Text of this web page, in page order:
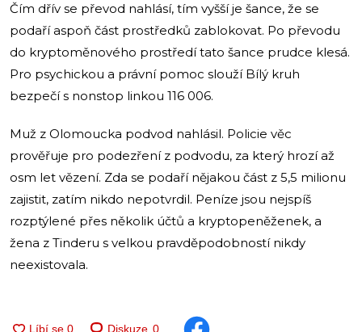
Čím dřív se převod nahlásí, tím vyšší je šance, že se
podaří aspoň část prostředků zablokovat. Po převodu
do kryptoměnového prostředí tato šance prudce klesá.
Pro psychickou a právní pomoc slouží Bílý kruh
bezpečí s nonstop linkou 116 006.
Muž z Olomoucka podvod nahlásil. Policie věc
prověřuje pro podezření z podvodu, za který hrozí až
osm let vězení. Zda se podaří nějakou část z 5,5 milionu
zajistit, zatím nikdo nepotvrdil. Peníze jsou nejspíš
rozptýlené přes několik účtů a kryptopeněženek, a
žena z Tinderu s velkou pravděpodobností nikdy
neexistovala.
Diskuze 0